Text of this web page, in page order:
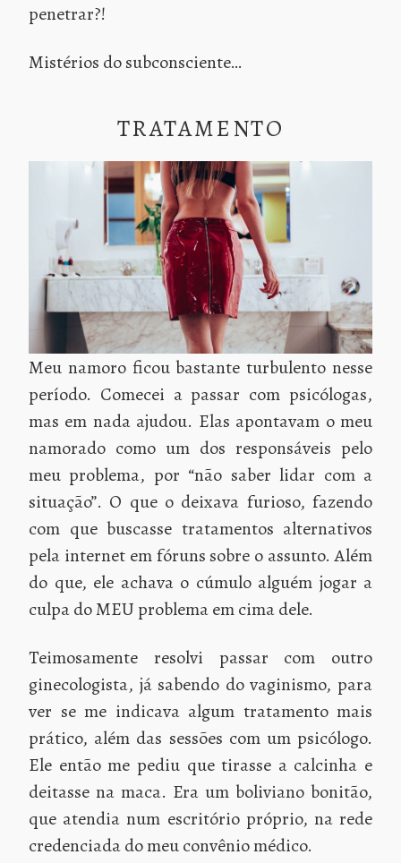
penetrar?!
Mistérios do subconsciente…
TRATAMENTO
Meu namoro ficou bastante turbulento nesse
período. Comecei a passar com psicólogas,
mas em nada ajudou. Elas apontavam o meu
namorado como um dos responsáveis pelo
meu problema, por “não saber lidar com a
situação”. O que o deixava furioso, fazendo
com que buscasse tratamentos alternativos
pela internet em fóruns sobre o assunto. Além
do que, ele achava o cúmulo alguém jogar a
culpa do MEU problema em cima dele.
Teimosamente resolvi passar com outro
ginecologista, já sabendo do vaginismo, para
ver se me indicava algum tratamento mais
prático, além das sessões com um psicólogo.
Ele então me pediu que tirasse a calcinha e
deitasse na maca. Era um boliviano bonitão,
que atendia num escritório próprio, na rede
credenciada do meu convênio médico.